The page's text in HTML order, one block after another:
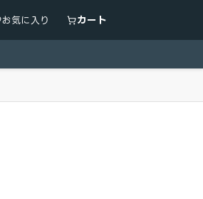
お気に入り カート